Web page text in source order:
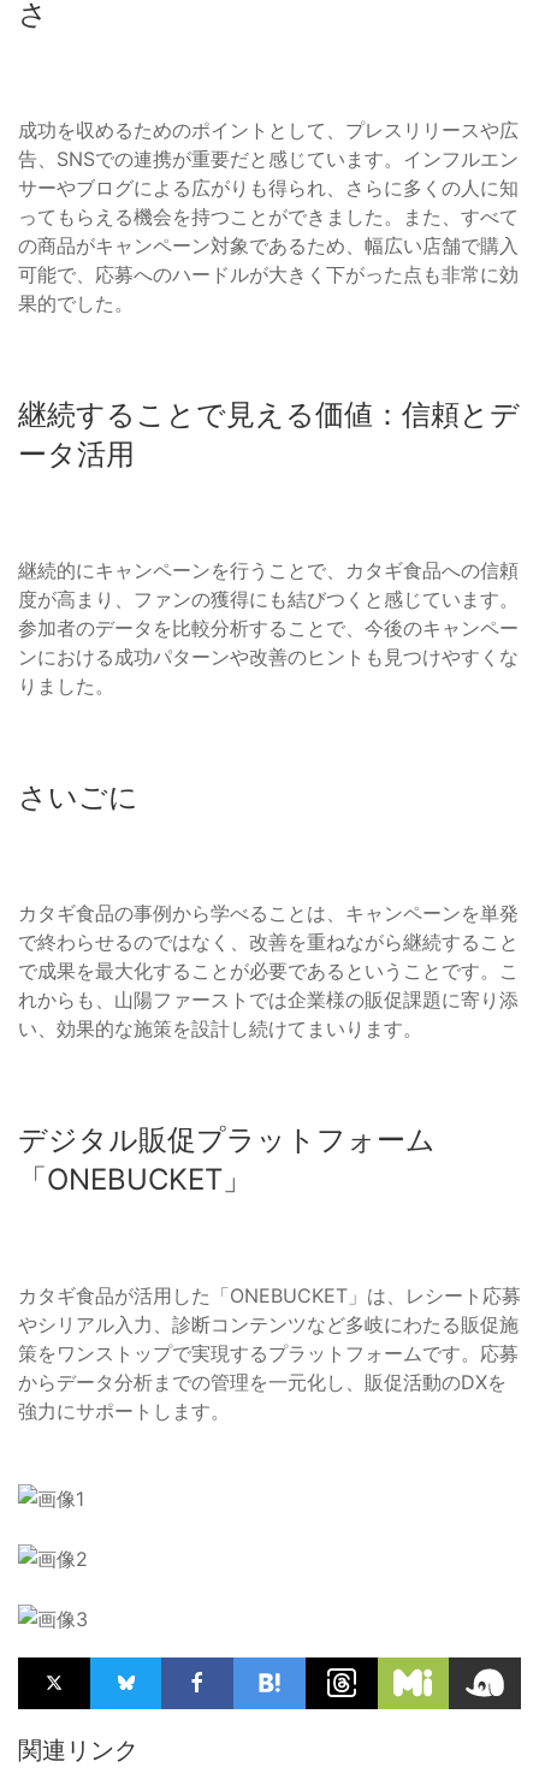
さ
成功を収めるためのポイントとして、プレスリリースや広
告、SNSでの連携が重要だと感じています。インフルエン
サーやブログによる広がりも得られ、さらに多くの人に知
ってもらえる機会を持つことができました。また、すべて
の商品がキャンペーン対象であるため、幅広い店舗で購入
可能で、応募へのハードルが大きく下がった点も非常に効
果的でした。
継続することで見える価値：信頼とデ
ータ活用
継続的にキャンペーンを行うことで、カタギ食品への信頼
度が高まり、ファンの獲得にも結びつくと感じています。
参加者のデータを比較分析することで、今後のキャンペー
ンにおける成功パターンや改善のヒントも見つけやすくな
りました。
さいごに
カタギ食品の事例から学べることは、キャンペーンを単発
で終わらせるのではなく、改善を重ねながら継続すること
で成果を最大化することが必要であるということです。こ
れからも、山陽ファーストでは企業様の販促課題に寄り添
い、効果的な施策を設計し続けてまいります。
デジタル販促プラットフォーム
「ONEBUCKET」
カタギ食品が活用した「ONEBUCKET」は、レシート応募
やシリアル入力、診断コンテンツなど多岐にわたる販促施
策をワンストップで実現するプラットフォームです。応募
からデータ分析までの管理を一元化し、販促活動のDXを
強力にサポートします。
関連リンク